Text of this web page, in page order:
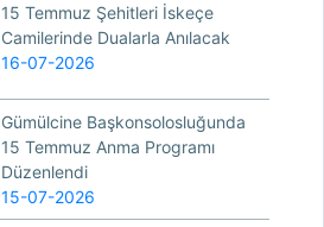
15 Temmuz Şehitleri İskeçe
Camilerinde Dualarla Anılacak
16-07-2026
Gümülcine Başkonsolosluğunda
15 Temmuz Anma Programı
Düzenlendi
15-07-2026